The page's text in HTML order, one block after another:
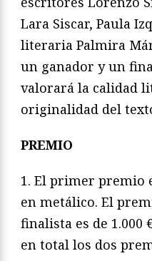
Lara Siscar, Paula
literaria Palmira
un ganador y un
valorará la calidad
originalidad del
PREMIO
1. El primer premio
en metálico. El
finalista es de 1.000
en total los dos